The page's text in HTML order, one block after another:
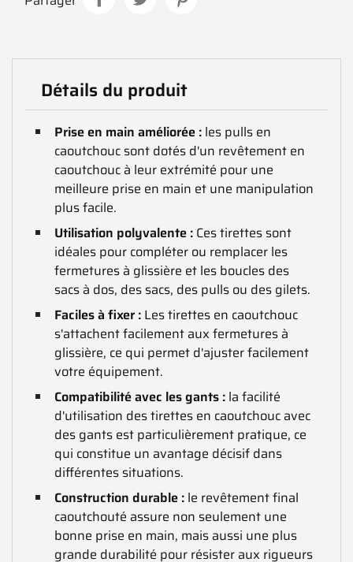
Détails du produit
Prise en main améliorée : les pulls en
caoutchouc sont dotés d'un revêtement en
caoutchouc à leur extrémité pour une
meilleure prise en main et une manipulation
plus facile.
Utilisation polyvalente : Ces tirettes sont
idéales pour compléter ou remplacer les
fermetures à glissière et les boucles des
sacs à dos, des sacs, des pulls ou des gilets.
Faciles à fixer : Les tirettes en caoutchouc
s'attachent facilement aux fermetures à
glissière, ce qui permet d'ajuster facilement
votre équipement.
Compatibilité avec les gants : la facilité
d'utilisation des tirettes en caoutchouc avec
des gants est particulièrement pratique, ce
qui constitue un avantage décisif dans
différentes situations.
Construction durable : le revêtement final
caoutchouté assure non seulement une
bonne prise en main, mais aussi une plus
grande durabilité pour résister aux rigueurs